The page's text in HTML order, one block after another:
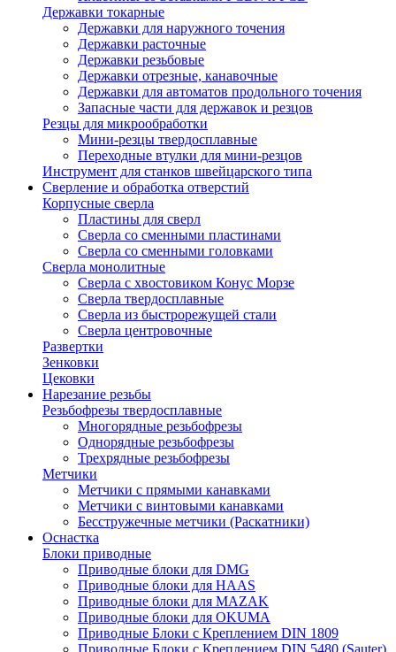
Державки токарные
Державки для наружного точения
Державки расточные
Державки резьбовые
Державки отрезные, канавочные
Державки для автоматов продольного точения
Запасные части для державок и резцов
Резцы для микрообработки
Мини-резцы твердосплавные
Переходные втулки для мини-резцов
Инструмент для станков швейцарского типа
Сверление и обработка отверстий
Корпусные сверла
Пластины для сверл
Сверла со сменными пластинами
Сверла со сменными головками
Сверла монолитные
Сверла с хвостовиком Конус Морзе
Сверла твердосплавные
Сверла из быстрорежущей стали
Сверла центровочные
Развертки
Зенковки
Цековки
Нарезание резьбы
Резьбофрезы твердосплавные
Многорядные резьбофрезы
Однорядные резьбофрезы
Трехрядные резьбофрезы
Метчики
Метчики с прямыми канавками
Метчики с винтовыми канавками
Бесстружечные метчики (Раскатники)
Оснастка
Блоки приводные
Приводные блоки для DMG
Приводные блоки для HAAS
Приводные блоки для MAZAK
Приводные блоки для OKUMA
Приводные Блоки с Креплением DIN 1809
Приводные Блоки с Креплением DIN 5480 (Sauter)